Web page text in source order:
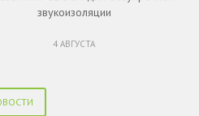
звукоизоляции
4 АВГУСТА